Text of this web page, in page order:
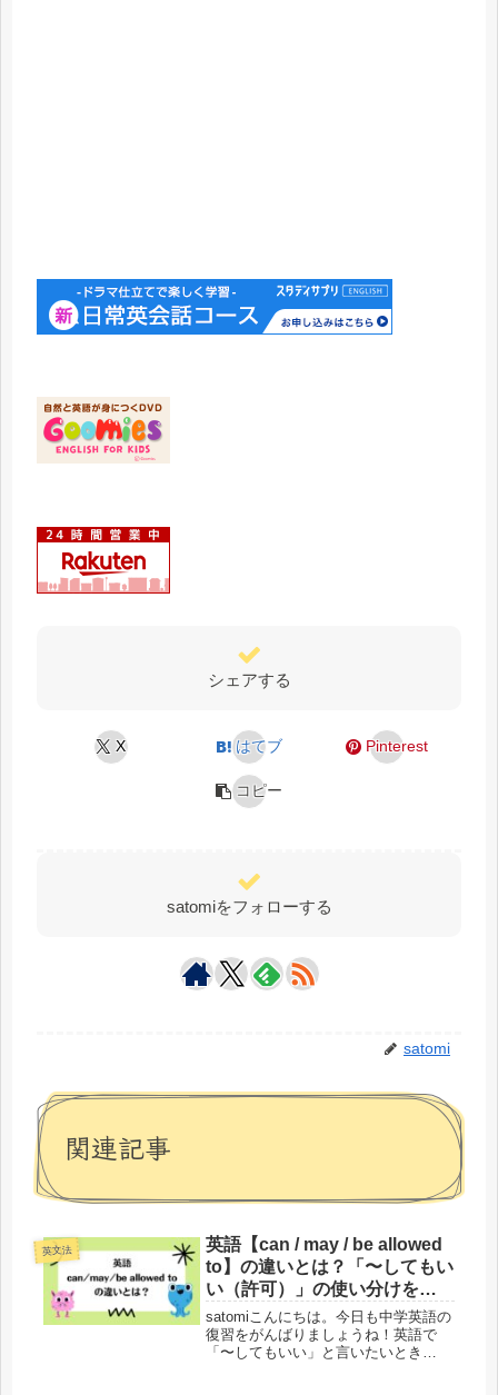
シェアする
X はてブ Pinterest
コピー
satomiをフォローする
satomi
関連記事
英文法
英語【can / may / be allowed
to】の違いとは？「〜してもい
い（許可）」の使い分けを例
文で解説
satomiこんにちは。今日も中学英語の
復習をがんばりましょうね！英語で
「〜してもいい」と言いたいとき